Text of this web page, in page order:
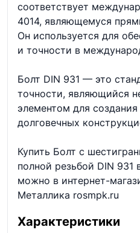
соответствует
4014, являющемуся
Он используется для
и точности в
Болт DIN 931 — это
точности, являющийся
элементом для
долговечных
Купить Болт с
полной резьбой DIN 931
можно в интернет-
Металлика rosmpk.ru
Характеристики